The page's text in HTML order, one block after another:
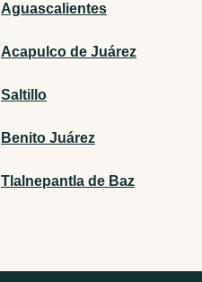
Aguascalientes
Acapulco de Juárez
Saltillo
Benito Juárez
Tlalnepantla de Baz